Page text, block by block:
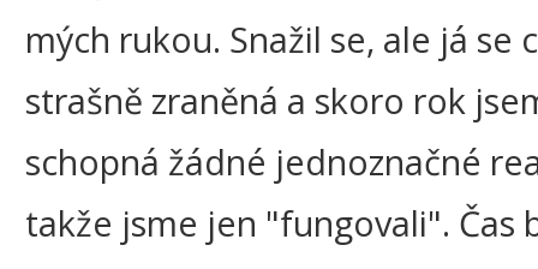
mých rukou. Snažil se, ale já se
strašně zraněná a skoro rok
schopná žádné jednoznačné
takže jsme jen "fungovali". Čas